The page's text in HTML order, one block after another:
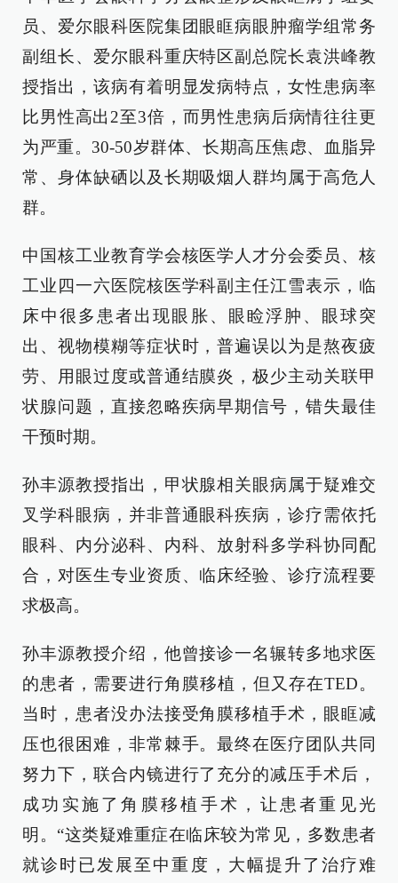
员、爱尔眼科医院集团眼眶病眼肿瘤学组常务
副组长、爱尔眼科重庆特区副总院长袁洪峰教
授指出，该病有着明显发病特点，女性患病率
比男性高出2至3倍，而男性患病后病情往往更
为严重。30-50岁群体、长期高压焦虑、血脂异
常、身体缺硒以及长期吸烟人群均属于高危人
群。
中国核工业教育学会核医学人才分会委员、核
工业四一六医院核医学科副主任江雪表示，临
床中很多患者出现眼胀、眼睑浮肿、眼球突
出、视物模糊等症状时，普遍误以为是熬夜疲
劳、用眼过度或普通结膜炎，极少主动关联甲
状腺问题，直接忽略疾病早期信号，错失最佳
干预时期。
孙丰源教授指出，甲状腺相关眼病属于疑难交
叉学科眼病，并非普通眼科疾病，诊疗需依托
眼科、内分泌科、内科、放射科多学科协同配
合，对医生专业资质、临床经验、诊疗流程要
求极高。
孙丰源教授介绍，他曾接诊一名辗转多地求医
的患者，需要进行角膜移植，但又存在TED。
当时，患者没办法接受角膜移植手术，眼眶减
压也很困难，非常棘手。最终在医疗团队共同
努力下，联合内镜进行了充分的减压手术后，
成功实施了角膜移植手术，让患者重见光
明。“这类疑难重症在临床较为常见，多数患者
就诊时已发展至中重度，大幅提升了治疗难